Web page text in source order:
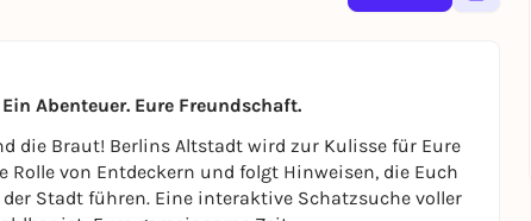
Abenteuer. Eure Freundschaft.
die Braut! Berlins Altstadt wird zur Kulisse für Eure
von Entdeckern und folgt Hinweisen, die Euch
Stadt führen. Eine interaktive Schatzsuche voller
Log in now